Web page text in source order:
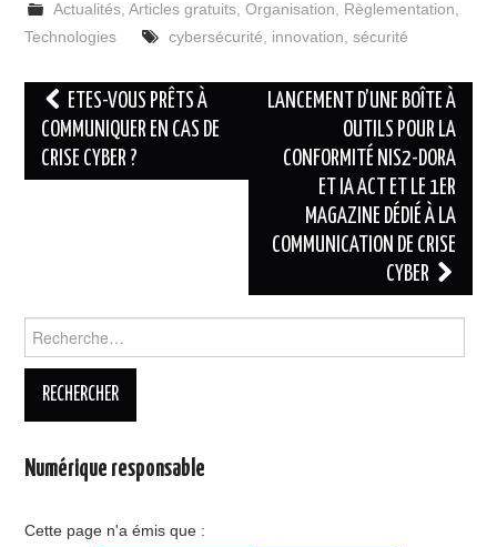
Actualités, Articles gratuits, Organisation, Règlementation,
Technologies
cybersécurité, innovation, sécurité
Navigation
des
articles
ETES-VOUS PRÊTS À
COMMUNIQUER EN CAS DE
CRISE CYBER ?
LANCEMENT D’UNE BOÎTE À
OUTILS POUR LA
CONFORMITÉ NIS2-DORA
ET IA ACT ET LE 1ER
MAGAZINE DÉDIÉ À LA
COMMUNICATION DE CRISE
CYBER
Rechercher :
Numérique responsable
Cette page n'a émis que :